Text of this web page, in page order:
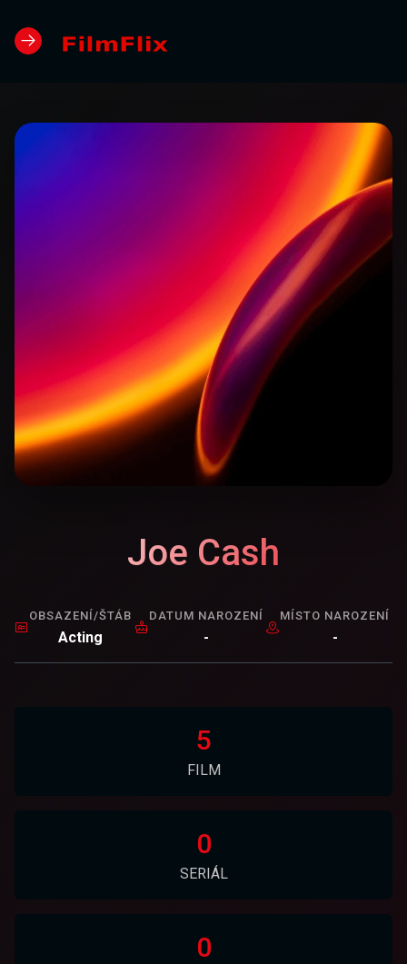
Joe Cash
OBSAZENÍ/ŠTÁB
Acting
DATUM NAROZENÍ
-
MÍSTO NAROZENÍ
-
5
FILM
0
SERIÁL
0